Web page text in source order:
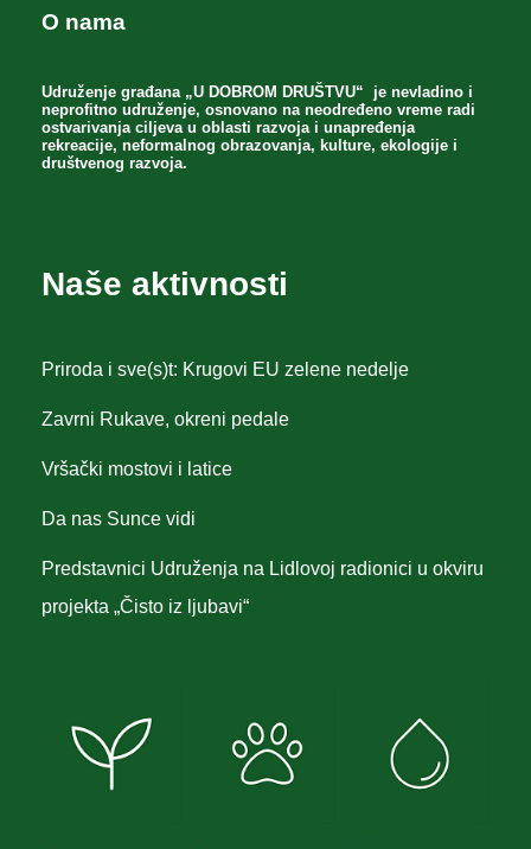
O nama
Udruženje građana „U DOBROM DRUŠTVU“ je nevladino i
neprofitno udruženje, osnovano na neodređeno vreme radi
ostvarivanja ciljeva u oblasti razvoja i unapređenja
rekreacije, neformalnog obrazovanja, kulture, ekologije i
društvenog razvoja.
Naše aktivnosti
Priroda i sve(s)t: Krugovi EU zelene nedelje
Zavrni Rukave, okreni pedale
Vršački mostovi i latice
Da nas Sunce vidi
Predstavnici Udruženja na Lidlovoj radionici u okviru
projekta „Čisto iz ljubavi“